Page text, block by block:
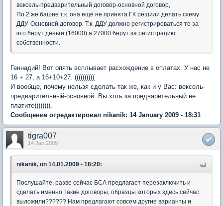
вексель-предварительный договор-основной договор,
По 2 же башне т.к. она ещё не принята ГК решили делать схему
ДДУ-Основной договор. Т.к. ДДУ должно регистрироваться то за
это берут деньги (16000) а 27000 берут за регистрацию
собственности.
Геннадий! Вот опять всплывает расхождение в оплатах. У нас не
16 + 27, а 16+10+27. ((((((((((
И вообще, почему нельзя сделать так же, как и у Вас: вексель-
предварительный-основной. Вы хоть за предварительный не
платите)))))))).
Сообщение отредактировал nikanik: 14 January 2009 - 18:31
tigra007
14 Jan 2009
nikanik, on 14.01.2009 - 18:20:
Послушайте, разве сейчас БСА предлагает перезаключить и
сделать именно такие договоры, образцы которых здесь сейчас
выложили?????? Нам предлагают совсем другие варианты и